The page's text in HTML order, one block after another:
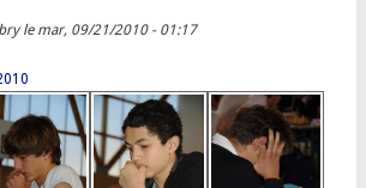
le mar, 09/21/2010 - 01:17